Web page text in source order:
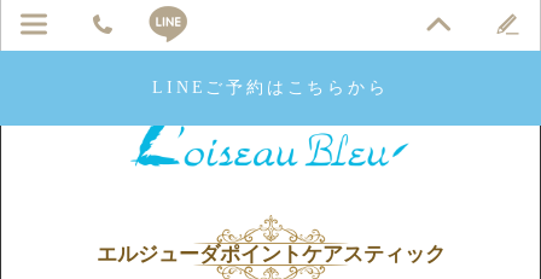
LINEご予約はこちらから
エルジューダポイントケアスティック